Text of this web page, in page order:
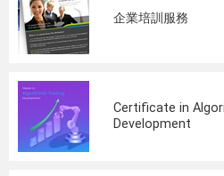
企業培訓服務
Certificate in
Development